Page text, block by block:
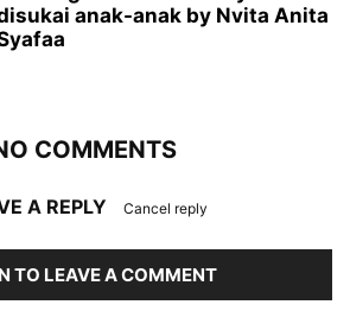
anak-anak by Nvita Anita
COMMENTS
A REPLY Cancel reply
TO LEAVE A COMMENT